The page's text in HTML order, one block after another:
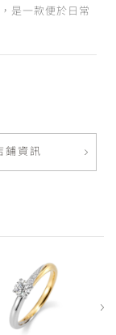
是一款便於日常
鋪資訊